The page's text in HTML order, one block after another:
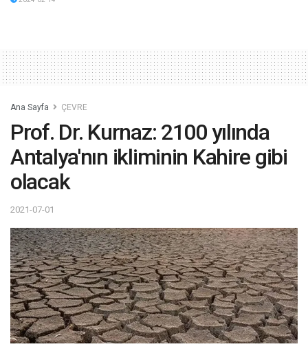
Ana Sayfa ÇEVRE
Prof. Dr. Kurnaz: 2100 yılında
Antalya'nın ikliminin Kahire gibi
olacak
2021-07-01